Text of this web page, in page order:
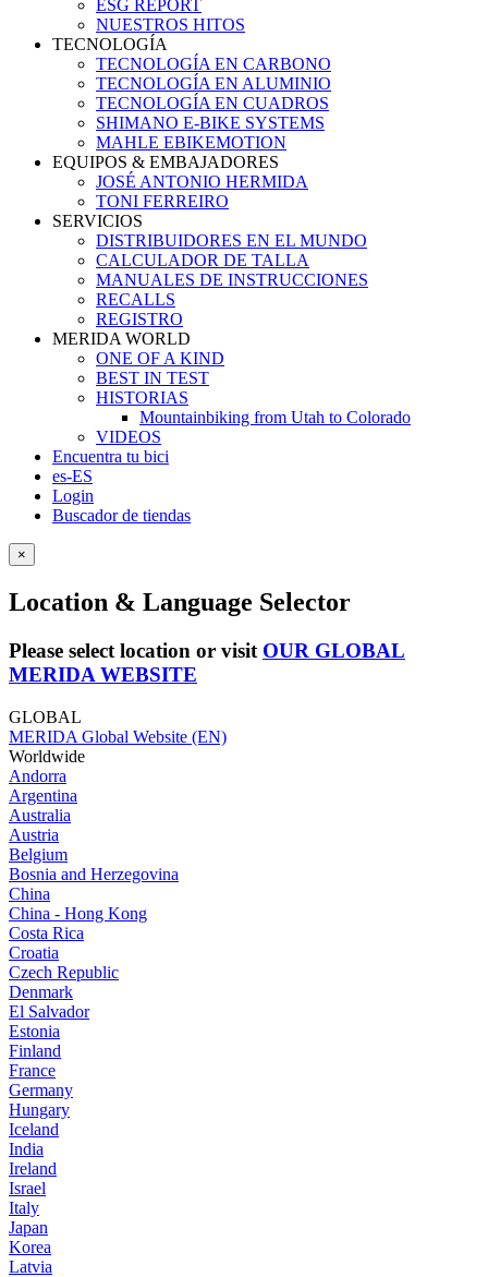
ESG REPORT
NUESTROS HITOS
TECNOLOGÍA
TECNOLOGÍA EN CARBONO
TECNOLOGÍA EN ALUMINIO
TECNOLOGÍA EN CUADROS
SHIMANO E-BIKE SYSTEMS
MAHLE EBIKEMOTION
EQUIPOS & EMBAJADORES
JOSÉ ANTONIO HERMIDA
TONI FERREIRO
SERVICIOS
DISTRIBUIDORES EN EL MUNDO
CALCULADOR DE TALLA
MANUALES DE INSTRUCCIONES
RECALLS
REGISTRO
MERIDA WORLD
ONE OF A KIND
BEST IN TEST
HISTORIAS
Mountainbiking from Utah to Colorado
VIDEOS
Encuentra tu bici
es-ES
Login
Buscador de tiendas
×
Location & Language Selector
Please select location or visit OUR GLOBAL
MERIDA WEBSITE
GLOBAL
MERIDA Global Website (EN)
Worldwide
Andorra
Argentina
Australia
Austria
Belgium
Bosnia and Herzegovina
China
China - Hong Kong
Costa Rica
Croatia
Czech Republic
Denmark
El Salvador
Estonia
Finland
France
Germany
Hungary
Iceland
India
Ireland
Israel
Italy
Japan
Korea
Latvia